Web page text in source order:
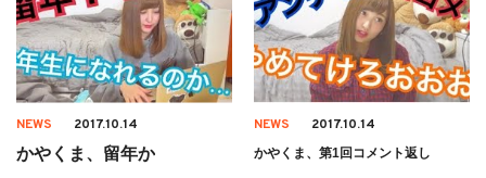
NEWS 2017.10.14
かやくま、留年か
NEWS 2017.10.14
かやくま、第1回コメント返し